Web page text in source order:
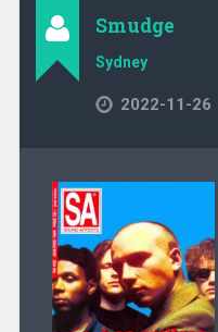
Smudge
Sydney
2022-11-26